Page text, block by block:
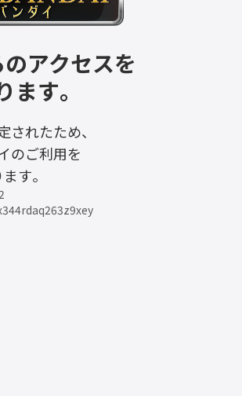
アクセスを
す。
れたため、
のご利用を
す。